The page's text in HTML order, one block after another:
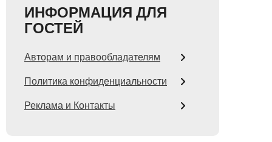
ИНФОРМАЦИЯ ДЛЯ
ГОСТЕЙ
Авторам и правообладателям
Политика конфиденциальности
Реклама и Контакты